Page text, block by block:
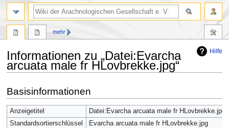
Hilfe
Informationen zu „Datei:Evarcha
arcuata male fr HLovbrekke.jpg“
Navigation
springen
Suche
springen
Basisinformationen
Anzeigetitel
Datei:Evarcha arcuata male fr HLovbrekke.jpg
Standardsortierschlüssel
Evarcha arcuata male fr HLovbrekke.jpg
mehr